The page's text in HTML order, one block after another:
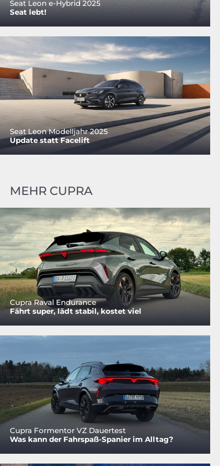
Seat Leon e-Hybrid 2025
Seat lebt!
Seat Leon Modelljahr 2025
Update statt Facelift
MEHR CUPRA
Cupra Raval Endurance
Fährt super, lädt stabil, kostet viel
Cupra Formentor VZ Dauertest
Was kann der Fahrspaß-Spanier im Alltag?